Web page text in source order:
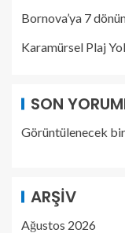
Bornova’ya 7
Karamürsel Plaj
SON
Görüntülenecek
ARŞIV
Ağustos 2026